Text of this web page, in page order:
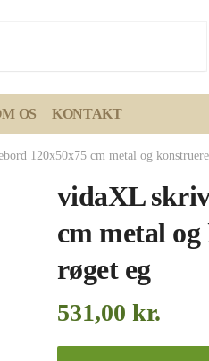
OS KONTAKT
120x50x75 cm metal og
vidaXL
cm metal
røget eg
531,00 kr.